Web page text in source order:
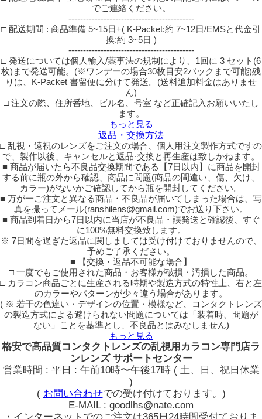
でご連絡ください。
-------------------------------------------
□ 配送期間 : 商品準備 5~15日+( K-Packet:約 7~12日/EMSと代金引
換:約 3~5日 )
-------------------------------------------
□ 発送については個人輸入/薬事法の規制により、1回に 3 セット(6
枚)まで発送可能。(※ワンデーの場合30枚目安2パックまで可能)残
りは、K-Packet 書留便に分けて発送。(送料追加料金はありませ
ん)
□ 注文の際、住所番地、ビル名、号室 など正確記入お願いいたし
ます。
もっと見る
返品・交換方法
□ 乱視・遠視のレンズをご注文の場合、個人用注文製作方式ですの
で、製作以後、キャンセルと返品·交換と再生産は致しかねます。
■ 商品が届いたら不良品交換期間である【7日以内】に商品を開封
する前に瓶の外から確認、商品に問題(商品の間違い、傷、欠け、
カラー)がないかご確認してから瓶を開封してください。
■ 万が一ご注文と異なる商品・不良品が届いてしまった場合は、写
真を撮ってメール(ranshilens@gmail.com)でお送り下さい。
■ 商品到着日から7日以内に当店が不良品・誤発送と確認後、すぐ
に100%無料交換致します。
※ 7日間を過ぎた返品に関しましては受け付けておりませんので、
予めご了承ください。
■ 【交換・返品不可能な場合】
□ 一度でもご使用された商品・お客様が破損・汚損した商品。
□ カラコン商品ごとに生産される時期や製造方式の特性上、右と左
のカラーやパターンが少々違う場合があります。
( ※ 若干の色違い・デザインの位置・模様など、コンタクトレンズ
の製造方式による避けられない問題については「装着時、問題が
ない」ことを基準とし、不良品とはみなしません)
もっと見る
格安で高品質コンタクトレンズの乱視用カラコン専門店ラ
ンレンズ サポートセンター
営業時間 : 平日 : 午前10時〜午後17時 ( 土、日、祝日休業
)
( お問い合わせでの受け付けております。)
E-MAIL : goodlhs@nate.com
・インターネットでのご注文は365日24時間受付ておりま